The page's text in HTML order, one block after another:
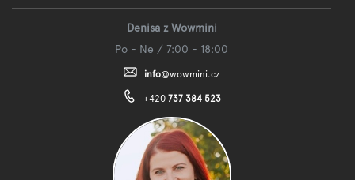
Denisa z Wowmini
Po - Ne / 7:00 - 18:00
info@wowmini.cz
+420 737 384 523